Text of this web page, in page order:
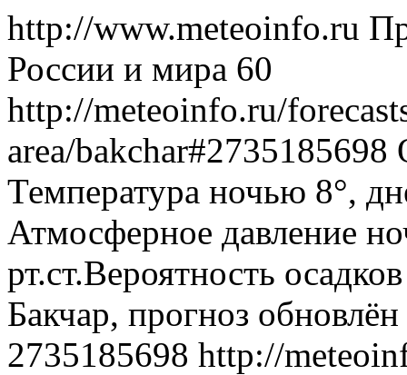
http://www.meteoinfo.ru
России и мира 60
http://meteoinfo.ru/
area/bakchar#2735185698
Температура ночью 8°,
Атмосферное давление
рт.ст.Вероятность
Бакчар, прогноз
2735185698 http://